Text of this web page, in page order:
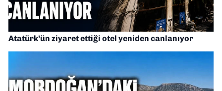
Atatürk’ün ziyaret ettiği otel yeniden canlanıyor